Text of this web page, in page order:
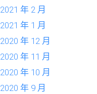
2021 年 2 月
2021 年 1 月
2020 年 12 月
2020 年 11 月
2020 年 10 月
2020 年 9 月